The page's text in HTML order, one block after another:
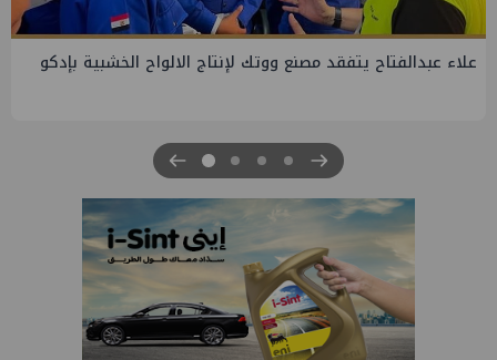
جنوب الوادي تنظم لقاء توعوي حول إدارة الأزمات